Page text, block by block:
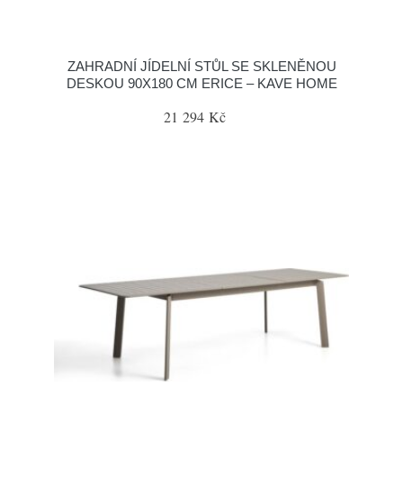
ZAHRADNÍ JÍDELNÍ STŮL SE SKLENĚNOU
DESKOU 90X180 CM ERICE – KAVE HOME
21 294 Kč